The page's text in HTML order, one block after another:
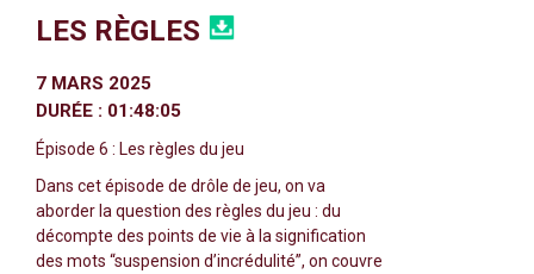
LES RÈGLES
7 MARS 2025
DURÉE : 01:48:05
Épisode 6 : Les règles du jeu
Dans cet épisode de drôle de jeu, on va
aborder la question des règles du jeu : du
décompte des points de vie à la signification
des mots “suspension d’incrédulité”, on couvre